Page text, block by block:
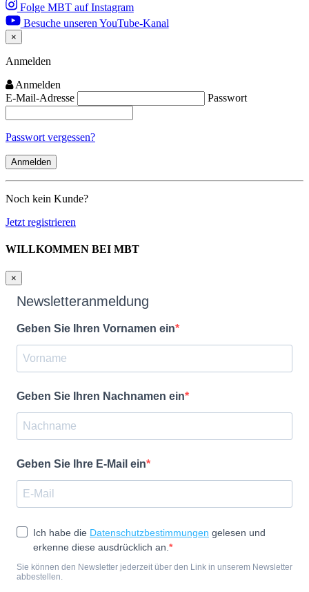
Folge MBT auf Instagram
Besuche unseren YouTube-Kanal
×
Close
Anmelden
Anmelden
E-Mail-Adresse
Passwort
Passwort vergessen?
Noch kein Kunde?
Jetzt registrieren
WILLKOMMEN BEI MBT
×
Newsletteranmeldung
Geben Sie Ihren Vornamen ein
Geben Sie Ihren Nachnamen ein
Geben Sie Ihre E-Mail ein
Ich habe die Datenschutzbestimmungen gelesen und
erkenne diese ausdrücklich an.
Sie können den Newsletter jederzeit über den Link in unserem Newsletter
abbestellen.